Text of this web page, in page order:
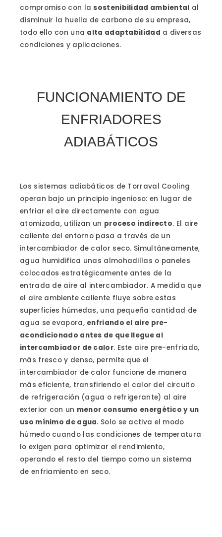
compromiso con lasostenibilidad ambiental al
disminuir la huella de carbono de su empresa,
todo ello con una alta adaptabilidad a diversas
condiciones y aplicaciones.
FUNCIONAMIENTO DE
ENFRIADORES
ADIABÁTICOS
Los sistemas adiabáticos de Torraval Cooling
operan bajo un principio ingenioso: en lugar de
enfriar el aire directamente con agua
atomizada, utilizan un proceso indirecto. El aire
caliente del entorno pasa a través de un
intercambiador de calor seco. Simultáneamente,
agua humidifica unas almohadillas o paneles
colocados estratégicamente antes de la
entrada de aire al intercambiador. A medida que
el aire ambiente caliente fluye sobre estas
superficies húmedas, una pequeña cantidad de
agua se evapora, enfriando el aire pre-
acondicionado antes de que llegue al
intercambiador de calor. Este aire pre-enfriado,
más fresco y denso, permite que el
intercambiador de calor funcione de manera
más eficiente, transfiriendo el calor del circuito
de refrigeración (agua o refrigerante) al aire
exterior con un menor consumo energético y un
uso mínimo de agua. Solo se activa el modo
húmedo cuando las condiciones de temperatura
lo exigen para optimizar el rendimiento,
operando el resto del tiempo como un sistema
de enfriamiento en seco.